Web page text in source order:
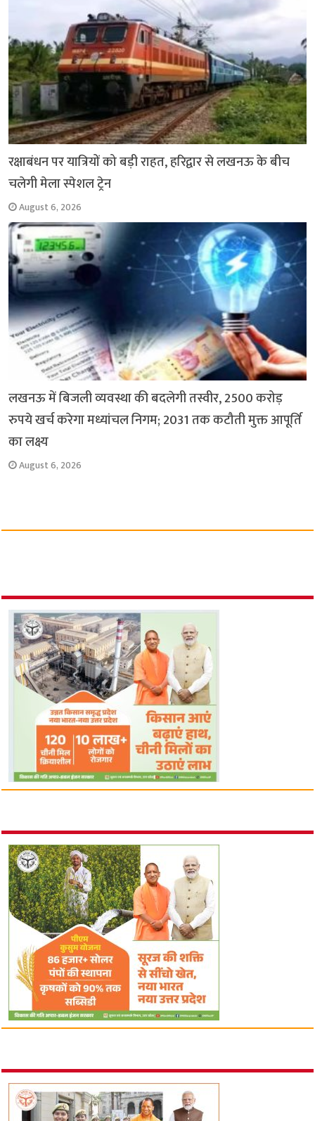
रक्षाबंधन पर यात्रियों को बड़ी राहत, हरिद्वार से लखनऊ के बीच
चलेगी मेला स्पेशल ट्रेन
August 6, 2026
लखनऊ में बिजली व्यवस्था की बदलेगी तस्वीर, 2500 करोड़
रुपये खर्च करेगा मध्यांचल निगम; 2031 तक कटौती मुक्त आपूर्ति
का लक्ष्य
August 6, 2026